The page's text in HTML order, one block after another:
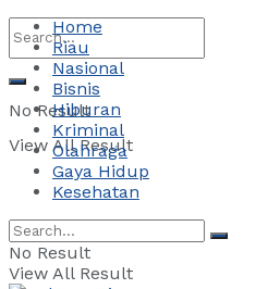
No Result
View All Result
Home
Riau
Nasional
Bisnis
Hiburan
Kriminal
Olahraga
Gaya Hidup
Kesehatan
No Result
View All Result